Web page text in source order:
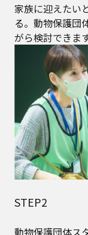
家族に迎えたい
る。動物保護団
がら検討できます
STEP2